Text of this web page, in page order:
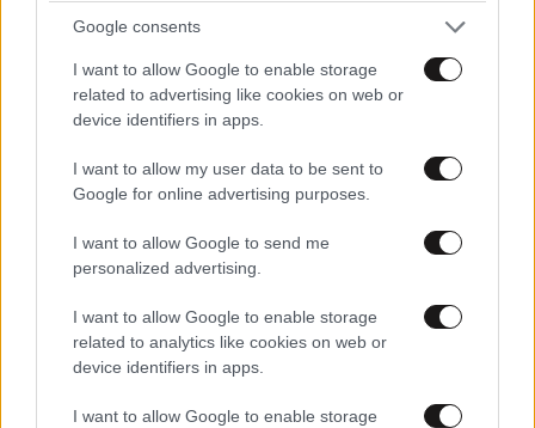
Google consents
I want to allow Google to enable storage
related to advertising like cookies on web or
device identifiers in apps.
I want to allow my user data to be sent to
Google for online advertising purposes.
I want to allow Google to send me
personalized advertising.
I want to allow Google to enable storage
related to analytics like cookies on web or
device identifiers in apps.
I want to allow Google to enable storage
αιτιολογία
ΚΟΣΜΟΣ 3 ω. πριν